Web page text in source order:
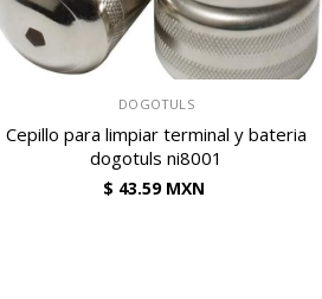
DOGOTULS
Cepillo para limpiar terminal y bateria
dogotuls ni8001
$ 43.59 MXN